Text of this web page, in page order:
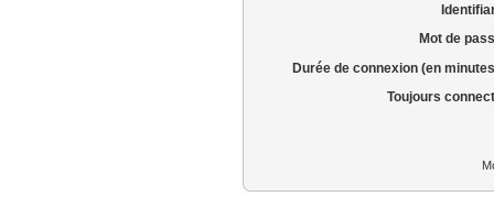
Mot de
Durée de connexion (en
Toujours